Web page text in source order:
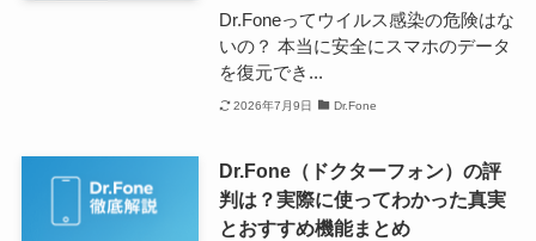
Dr.Foneってウイルス感染の危険はな
いの？ 本当に安全にスマホのデータ
を復元でき...
2026年7月9日 Dr.Fone
Dr.Fone（ドクターフォン）の評
判は？実際に使ってわかった真実
とおすすめ機能まとめ